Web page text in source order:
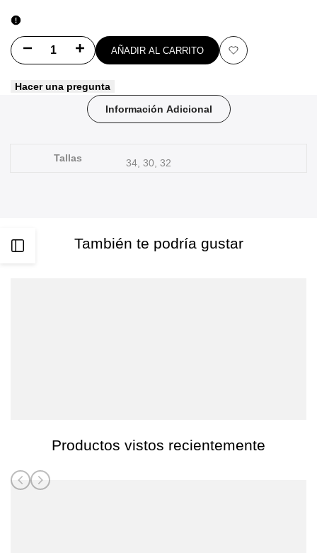
Disminuir
HYBRID
Aumentar
para
HYBRID
AÑADIR AL CARRITO
Añadir
Hacer una pregunta
Información Adicional
Tallas 34, 30, 32
También te podría gustar
Productos vistos recientemente